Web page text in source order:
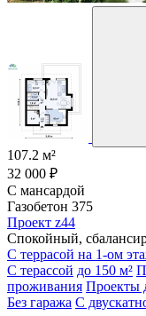
107.2 м²
32 000 ₽
С мансардой
Газобетон 375
Проект z44
Спокойный,
С террасой на 1-ом
С терассой до 150 м²
проживания Проекты
Без гаража С